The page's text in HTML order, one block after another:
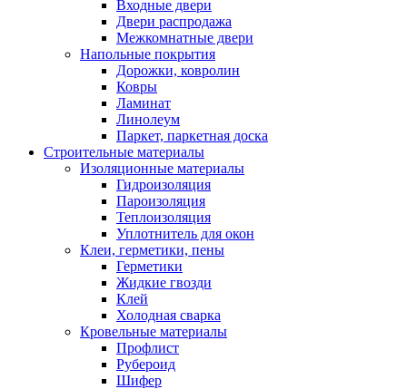
Входные двери
Двери распродажа
Межкомнатные двери
Напольные покрытия
Дорожки, ковролин
Ковры
Ламинат
Линолеум
Паркет, паркетная доска
Строительные материалы
Изоляционные материалы
Гидроизоляция
Пароизоляция
Теплоизоляция
Уплотнитель для окон
Клеи, герметики, пены
Герметики
Жидкие гвозди
Клей
Холодная сварка
Кровельные материалы
Профлист
Рубероид
Шифер